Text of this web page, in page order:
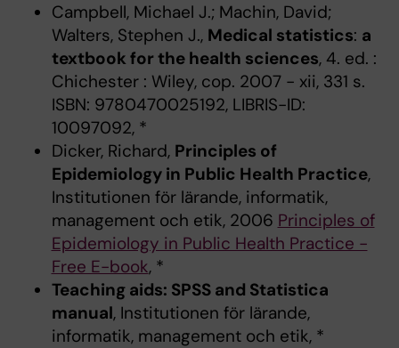
Campbell, Michael J.; Machin, David;
Walters, Stephen J., Medical statistics: a
textbook for the health sciences, 4. ed. :
Chichester : Wiley, cop. 2007 - xii, 331 s.
ISBN: 9780470025192, LIBRIS-ID:
10097092, *
Dicker, Richard, Principles of
Epidemiology in Public Health Practice,
Institutionen för lärande, informatik,
management och etik, 2006 Principles of
Epidemiology in Public Health Practice -
Free E-book, *
Teaching aids: SPSS and Statistica
manual, Institutionen för lärande,
informatik, management och etik, *